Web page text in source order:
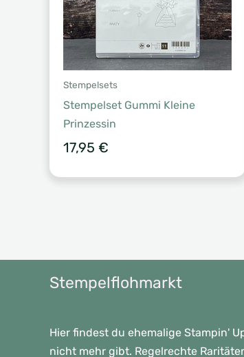
Stempelsets
Stempelset Gummi Kleine
Prinzessin
17,95 €
Stempelflohmarkt
Hier findest du ehemalige Stampin'
nicht mehr gibt. Regelrechte